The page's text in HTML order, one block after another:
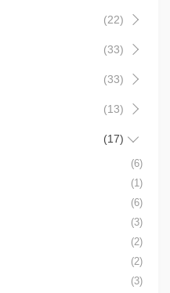
(22)
(33)
(33)
(13)
(17)
(6)
(1)
(6)
(3)
(2)
(2)
(3)